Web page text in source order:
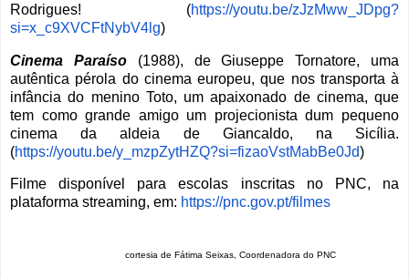
Rodrigues! (https://youtu.be/zJzMww_JDpg?
si=x_c9XVCFtNybV4lg)
Cinema Paraíso(1988), de Giuseppe Tornatore, uma
autêntica pérola do cinema europeu, que nos transporta à
infância do menino Toto, um apaixonado de cinema, que
tem como grande amigo um projecionista dum pequeno
cinema da aldeia de Giancaldo, na Sicília.
(https://youtu.be/y_mzpZytHZQ?si=fizaoVstMabBe0Jd)
Filme disponível para escolas inscritas no PNC, na
plataforma streaming, em: https://pnc.gov.pt/filmes
cortesia de Fátima Seixas, Coordenadora do PNC